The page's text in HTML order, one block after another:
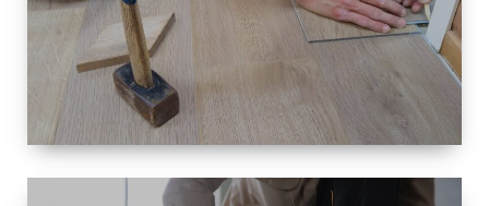
TAILLE